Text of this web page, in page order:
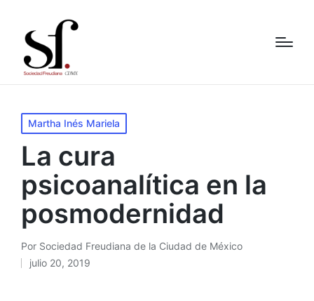
Publicado
en
Martha Inés Mariela
La cura
psicoanalítica en la
posmodernidad
Publicado
por
Por Sociedad Freudiana de la Ciudad de México
julio 20, 2019